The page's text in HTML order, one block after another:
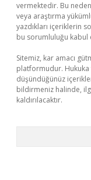
vermektedir. Bu
veya araştırma
yazdıkları içeriklerin
bu sorumluluğu kabul
Sitemiz, kar amacı
platformudur. Hukuka
düşündüğünüz
bildirmeniz halinde,
kaldırılacaktır.